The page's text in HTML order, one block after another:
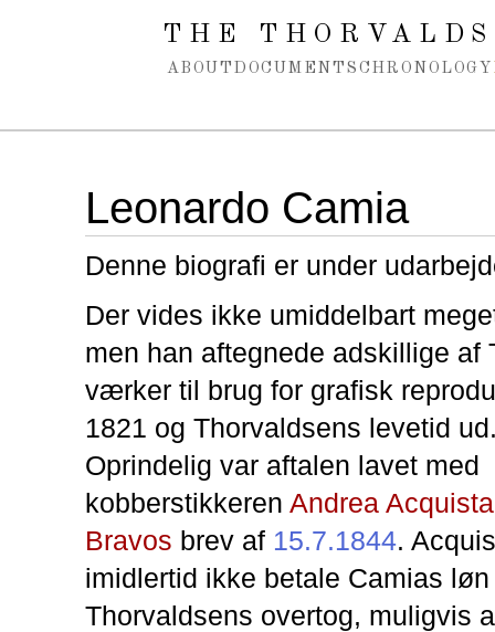
Spring navigation over
THE
ABOUT DOCUMENTS CHRONOLOGY
Leonardo Camia
Denne biografi er under
Der vides ikke umiddelbart
men han aftegnede adskillige af
værker til brug for grafisk
1821 og Thorvaldsens levetid
Oprindelig var aftalen lavet med
kobberstikkeren Andrea
Bravos brev af 15.7.1844.
imidlertid ikke betale Camias
Thorvaldsens overtog, muligvis